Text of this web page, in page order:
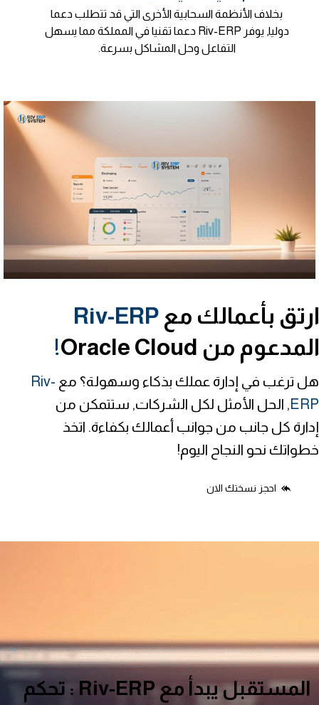
بخلاف الأنظمة السحابية الأخرى التي قد تتطلب دعما
دوليا, يوفر Riv-ERP دعما تقنيا في المملكة مما يسهل
التفاعل وحل المشاكل بسرعة.
ارتق بأعمالك مع Riv-ERP
المدعوم من Oracle Cloud
!
هل ترغب في إدارة عملك بذكاء وسهولة؟ مع Riv-
ERP, الحل الأمثل لكل الشركات, ستتمكن من
إدارة كل جانب من جوانب أعمالك بكفاءة. اتخذ
خطواتك نحو النجاح اليوم!
احجز نسختك الان
المستقبل يبدأ مع Riv-ERP : تحكم